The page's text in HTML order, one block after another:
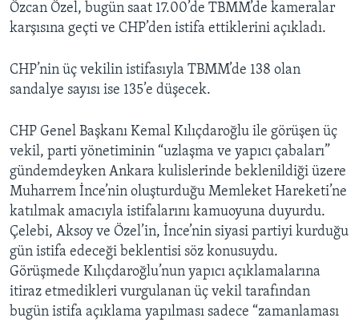
Özcan Özel, bugün saat 17.00’de TBMM’de kameralar
karşısına geçti ve CHP’den istifa ettiklerini açıkladı.
CHP’nin üç vekilin istifasıyla TBMM’de 138 olan
sandalye sayısı ise 135’e düşecek.
CHP Genel Başkanı Kemal Kılıçdaroğlu ile görüşen üç
vekil, parti yönetiminin “uzlaşma ve yapıcı çabaları”
gündemdeyken Ankara kulislerinde beklenildiği üzere
Muharrem İnce’nin oluşturduğu Memleket Hareketi’ne
katılmak amacıyla istifalarını kamuoyuna duyurdu.
Çelebi, Aksoy ve Özel’in, İnce’nin siyasi partiyi kurduğu
gün istifa edeceği beklentisi söz konusuydu.
Görüşmede Kılıçdaroğlu’nun yapıcı açıklamalarına
itiraz etmedikleri vurgulanan üç vekil tarafından
bugün istifa açıklama yapılması sadece “zamanlaması